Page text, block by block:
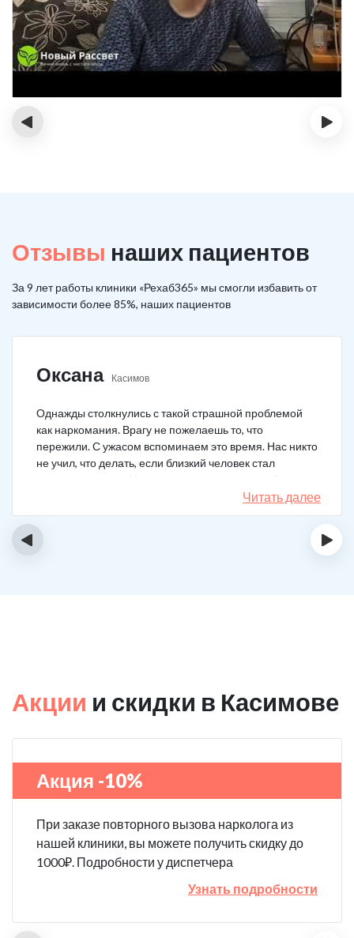
‹ ›
Отзывы наших пациентов
За 9 лет работы клиники «Рехаб365» мы смогли избавить от
зависимости более 85%, наших пациентов
Оксана Касимов
Однажды столкнулись с такой страшной проблемой
как наркомания. Врагу не пожелаешь то, что
пережили. С ужасом вспоминаем это время. Нас никто
не учил, что делать, если близкий человек стал
наркозависимым. Честно говоря, надежды не было,
думали, что все лечение бесполезно, но решили
попробовать и отправить родственника в клинику на
Читать далее
‹ ›
Акции и скидки в Касимове
Акция -10%
При заказе повторного вызова нарколога из
нашей клиники, вы можете получить скидку до
1000₽. Подробности у диспетчера
Узнать подробности